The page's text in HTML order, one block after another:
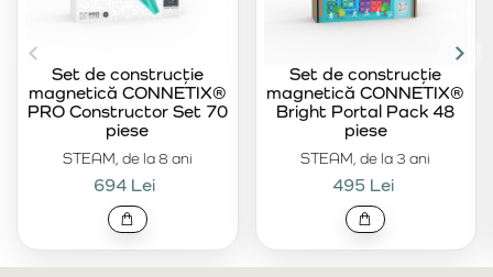
STEAM, de la 8 ani
Set de construcție
magnetică CONNETIX®
PRO Constructor Set 70
piese
694 Lei
STEAM, de la 3 ani
Set de construcție
magnetică CONNETIX®
Bright Portal Pack 48
piese
495 Lei